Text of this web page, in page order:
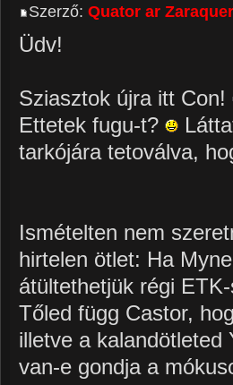
Szerző: Quator ar Zaraquer
Üdv!
Sziasztok újra itt Con!
Ettetek fugu-t?
tarkójára tetoválva,
Ismételten nem
hirtelen ötlet: Ha
átültethetjük régi
Tőled függ Castor,
illetve a
van-e gondja a